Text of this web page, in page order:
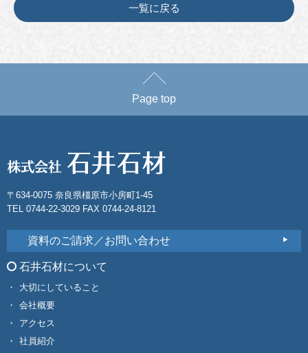
一覧に戻る
Page top
〒634-0075 奈良県橿原市小房町1-45
TEL 0744-22-3029 FAX 0744-24-8121
資料のご請求／お問い合わせ
石井石材について
大切にしていること
会社概要
アクセス
社員紹介